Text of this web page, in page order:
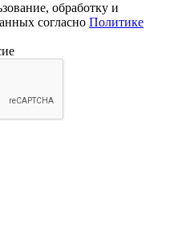
обработку и
согласно Политике